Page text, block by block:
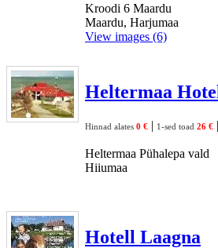
Kroodi 6 Maardu
Maardu, Harjumaa
View images (6)
Heltermaa
Hinnad alates 0 € | 1-sed toad 26 € |
Heltermaa Pühalepa vald
Hiiumaa
Hotell Laagna